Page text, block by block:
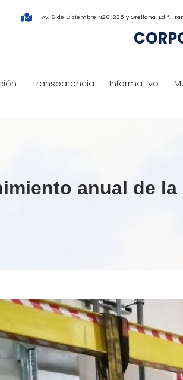
Av. 6 de Diciembre N26-235 y Orellana. Edif.
Transparencia Informativo
anual de